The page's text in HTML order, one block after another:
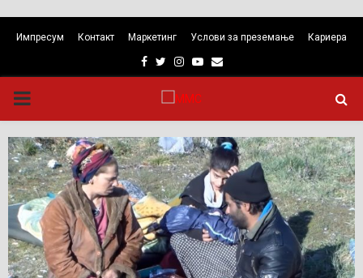
Импресум Контакт Маркетинг Услови за преземање Кариера
Facebook
TwitterInstagram
Youtube
Email
PRIMARY
MENU